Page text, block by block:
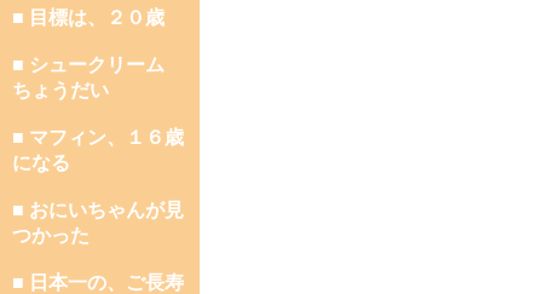
■ 目標は、２０歳
■ シュークリーム
ちょうだい
■ マフィン、１６歳
になる
■ おにいちゃんが見
つかった
■ 日本一の、ご長寿